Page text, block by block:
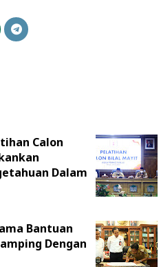
Calon
Dalam
Bantuan
Dengan